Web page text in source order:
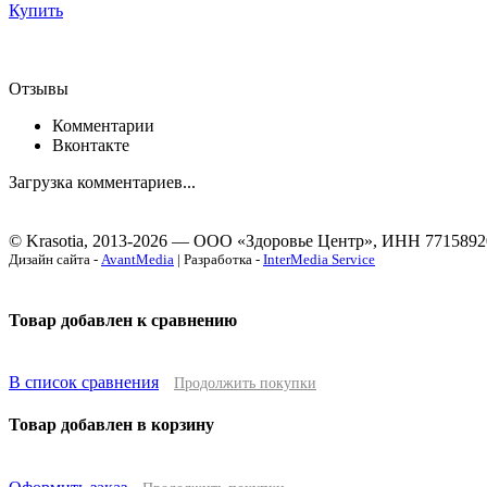
Купить
Отзывы
Комментарии
Вконтакте
Загрузка комментариев...
© Krasotia, 2013-2026 — ООО «Здоровье Центр», ИНН
Дизайн сайта - AvantMedia | Разработка - InterMedia Service
Товар добавлен к сравнению
В список сравнения Продолжить покупки
Товар добавлен в корзину